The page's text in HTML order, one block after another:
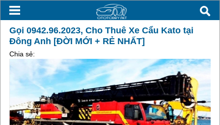
Gọi 0942.96.2023, Cho Thuê Xe Cẩu Kato tại
Đông Anh [ĐỜI MỚI + RẺ NHẤT]
Chia sẻ: